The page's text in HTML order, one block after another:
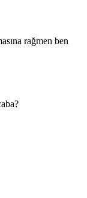
rağmen ben